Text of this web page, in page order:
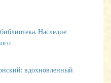
Наследие
вдохновленный